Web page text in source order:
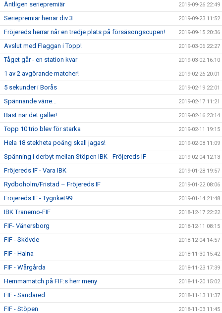
Äntligen seriepremiär 2019-09-26 22:49
Seriepremiär herrar div 3 2019-09-23 11:52
Fröjereds herrar når en tredje plats på försäsongscupen! 2019-09-15 20:36
Avslut med Flaggan i Topp! 2019-03-06 22:27
Tåget går - en station kvar 2019-03-02 16:10
1 av 2 avgörande matcher! 2019-02-26 20:01
5 sekunder i Borås 2019-02-19 22:01
Spännande värre... 2019-02-17 11:21
Bäst när det gäller! 2019-02-16 23:14
Topp 10 trio blev för starka 2019-02-11 19:15
Hela 18 stekheta poäng skall jagas! 2019-02-08 11:09
Spänning i derbyt mellan Stöpen IBK - Fröjereds IF 2019-02-04 12:13
Fröjereds IF - Vara IBK 2019-01-28 19:57
Rydboholm/Fristad – Fröjereds IF 2019-01-22 08:06
Fröjereds IF - Tygriket99 2019-01-14 21:48
IBK Tranemo-FIF 2018-12-17 22:22
FIF- Vänersborg 2018-12-11 08:15
FIF - Skövde 2018-12-04 14:57
FIF - Halna 2018-11-30 15:42
FIF - Wårgårda 2018-11-23 17:39
Hemmamatch på FIF:s herr meny 2018-11-20 15:02
FIF - Sandared 2018-11-13 11:37
FIF - Stöpen 2018-11-03 11:45